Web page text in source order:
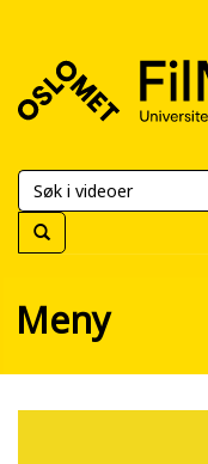
FilMet
Meny